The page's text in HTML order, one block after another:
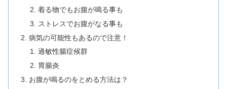
着る物でもお腹が鳴る事も
ストレスでお腹がなる事も
病気の可能性もあるので注意！
過敏性腸症候群
胃腸炎
お腹が鳴るのをとめる方法は？